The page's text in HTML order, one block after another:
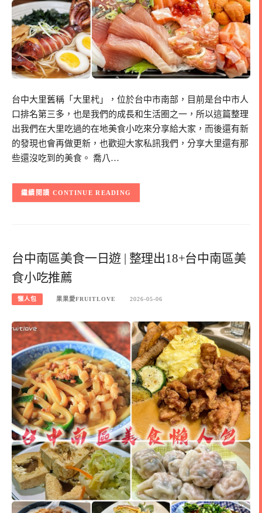
台中大里舊稱「大里杙」，位於台中市南部，目前是台中市人
口排名第三多，也是我們的成長和生活圈之一，所以這篇整理
出我們在大里吃過的在地美食小吃來分享給大家，而後還有新
的發現也會再做更新，也歡迎大家私訊我們，分享大里還有那
些還沒吃到的美食。 喬八…
CONTINUE READING
台中南區美食一日遊 | 整理出18+台中南區美
食小吃推薦
懶人包 果果愛FRUITLOVE 2026-05-06